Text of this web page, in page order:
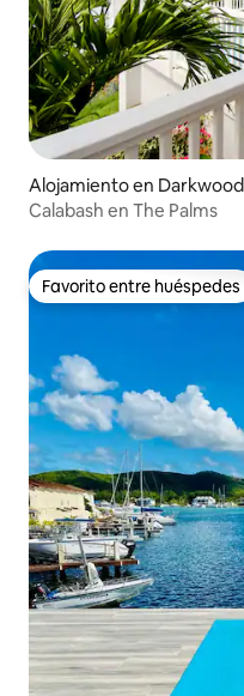
Alojamiento en Darkwood
Calabash en The Palms
Favorito entre huéspedes
Favorito entre huéspedes